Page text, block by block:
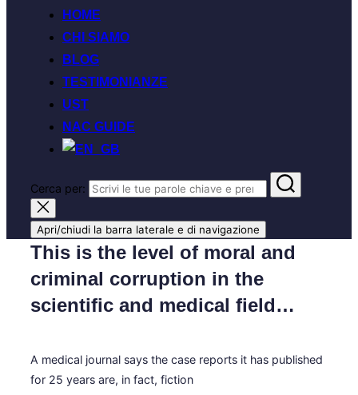
HOME
CHI SIAMO
BLOG
TESTIMONIANZE
UST
NAC GUIDE
Cerca per:
Apri/chiudi la barra laterale e di navigazione
This is the level of moral and
criminal corruption in the
scientific and medical field…
A medical journal says the case reports it has published
for 25 years are, in fact, fiction